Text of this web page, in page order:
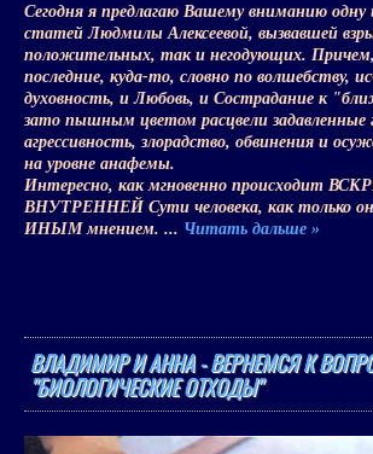
Сегодня я предлагаю Вашему вниманию одну
статей Людмилы Алексеевой, вызвавшей
положительных, так и негодующих.
последние, куда-то, словно по волшебству,
духовность, и Любовь, и Сострадание к
зато пышным цветом расцвели задавленные
агрессивность, злорадство, обвинения и
на уровне анафемы.
Интересно, как мгновенно происходит
ВНУТРЕННЕЙ Сути человека, как только он
ИНЫМ мнением. ... Читать дальше »
ВЛАДИМИР И АННА - ВЕРНЕМСЯ К
"БИОЛОГИЧЕСКИЕ ОТХОДЫ"